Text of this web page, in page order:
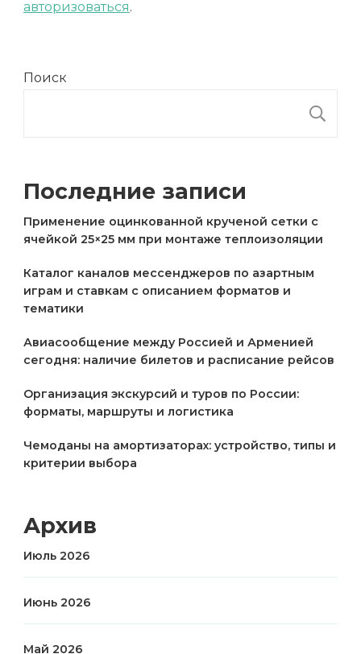
авторизоваться.
Поиск
Последние записи
Применение оцинкованной крученой сетки с
ячейкой 25×25 мм при монтаже теплоизоляции
Каталог каналов мессенджеров по азартным
играм и ставкам с описанием форматов и
тематики
Авиасообщение между Россией и Арменией
сегодня: наличие билетов и расписание рейсов
Организация экскурсий и туров по России:
форматы, маршруты и логистика
Чемоданы на амортизаторах: устройство, типы и
критерии выбора
Архив
Июль 2026
Июнь 2026
Май 2026